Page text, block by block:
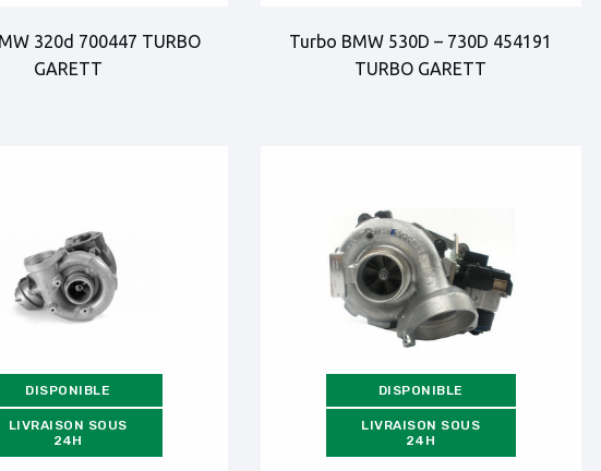
320d 700447 TURBO
GARETT
Turbo BMW 530D – 730D 454191
TURBO GARETT
DISPONIBLE
LIVRAISON SOUS
24H
DISPONIBLE
LIVRAISON SOUS
24H